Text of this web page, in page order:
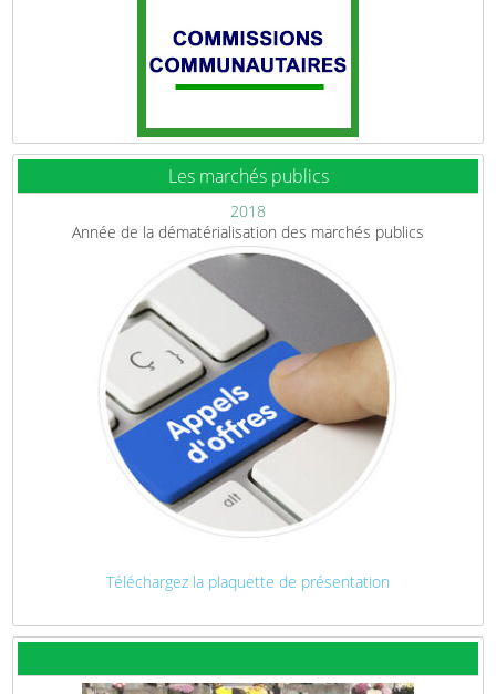
Les marchés publics
2018
Année de la dématérialisation des marchés publics
Téléchargez la plaquette de présentation